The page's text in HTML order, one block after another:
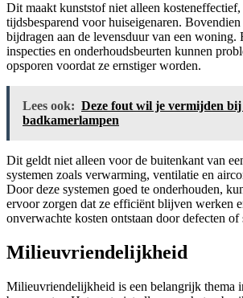
Dit maakt kunststof niet alleen
tijdsbesparend voor huiseigenaren.
bijdragen aan de levensduur van een woning.
inspecties en onderhoudsbeurten kunnen
opsporen voordat ze ernstiger worden.
Lees ook: Deze fout wil je vermijden bij
badkamerlampen
Dit geldt niet alleen voor de buitenkant van
systemen zoals verwarming, ventilatie en
Door deze systemen goed te onderhouden,
ervoor zorgen dat ze efficiënt blijven werken
onverwachte kosten ontstaan door defecten of
Milieuvriendelijkheid
Milieuvriendelijkheid is een belangrijk thema